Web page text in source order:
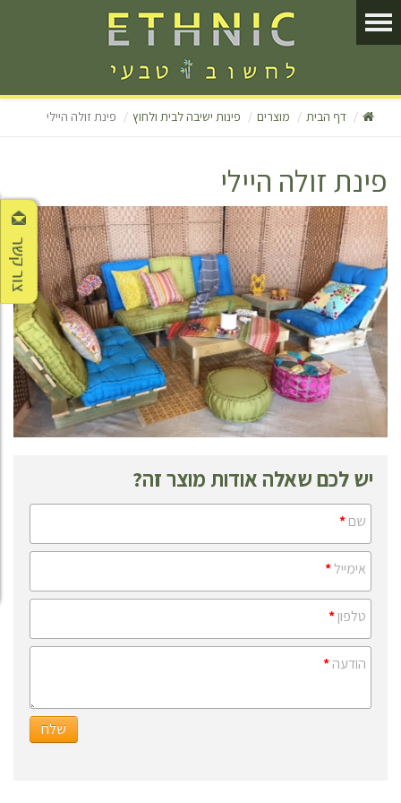
דף הבית מוצרים פינות ישיבה לבית ולחוץ פינת זולה היילי
פינת זולה היילי
יש לכם שאלה אודות מוצר זה?
שם*
אימייל*
טלפון*
הודעה*
שלח
צור קשר